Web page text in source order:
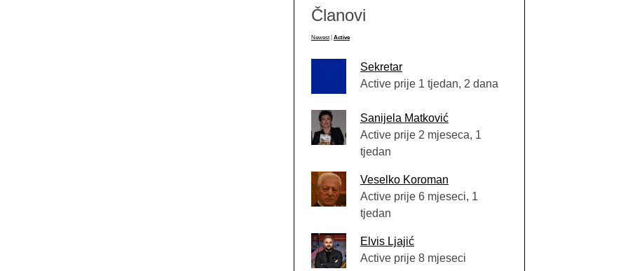
Članovi
Newest Active
Sekretar
Active prije 1 tjedan, 2 dana
Sanijela Matković
Active prije 2 mjeseca, 1
tjedan
Veselko Koroman
Active prije 6 mjeseci, 1
tjedan
Elvis Ljajić
Active prije 8 mjeseci